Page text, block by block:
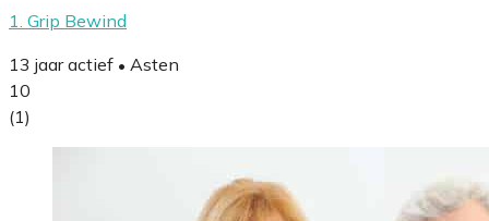
1. Grip Bewind
13 jaar actief • Asten
10
(1)